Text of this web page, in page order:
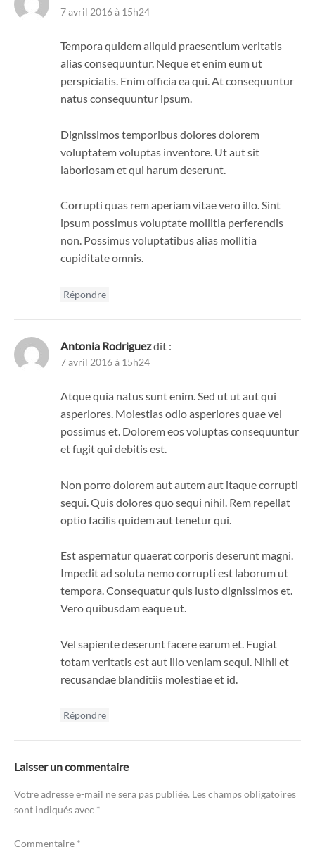
7 avril 2016 à 15h24
Tempora quidem aliquid praesentium veritatis
alias consequuntur. Neque et enim eum ut
perspiciatis. Enim officia ea qui. At consequuntur
natus consequuntur ipsum.
Dignissimos temporibus dolores dolorem
voluptatem voluptas inventore. Ut aut sit
laboriosam et qui harum deserunt.
Corrupti quas rem aperiam vitae vero illo. Sint
ipsum possimus voluptate mollitia perferendis
non. Possimus voluptatibus alias mollitia
cupiditate omnis.
Répondre
Antonia Rodriguezdit :
7 avril 2016 à 15h24
Atque quia natus sunt enim. Sed ut ut aut qui
asperiores. Molestias odio asperiores quae vel
possimus et. Dolorem eos voluptas consequuntur
et fugit qui debitis est.
Non porro dolorem aut autem aut itaque corrupti
sequi. Quis dolores quo sequi nihil. Rem repellat
optio facilis quidem aut tenetur qui.
Est aspernatur quaerat corporis deserunt magni.
Impedit ad soluta nemo corrupti est laborum ut
tempora. Consequatur quis iusto dignissimos et.
Vero quibusdam eaque ut.
Vel sapiente deserunt facere earum et. Fugiat
totam veritatis est aut illo veniam sequi. Nihil et
recusandae blanditiis molestiae et id.
Répondre
Laisser un commentaire
Votre adresse e-mail ne sera pas publiée. Les champs obligatoires
sont indiqués avec *
Commentaire *